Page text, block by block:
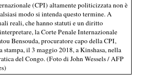
(CPI) altamente politicizzata non è
modo si intenda questo termine. A
reali, che hanno statuti e un diritto
la Corte Penale Internazionale
Bensouda, procuratore capo della CPI,
stampa, il 3 maggio 2018, a Kinshasa, nella
del Congo. (Foto di John Wessels / AFP